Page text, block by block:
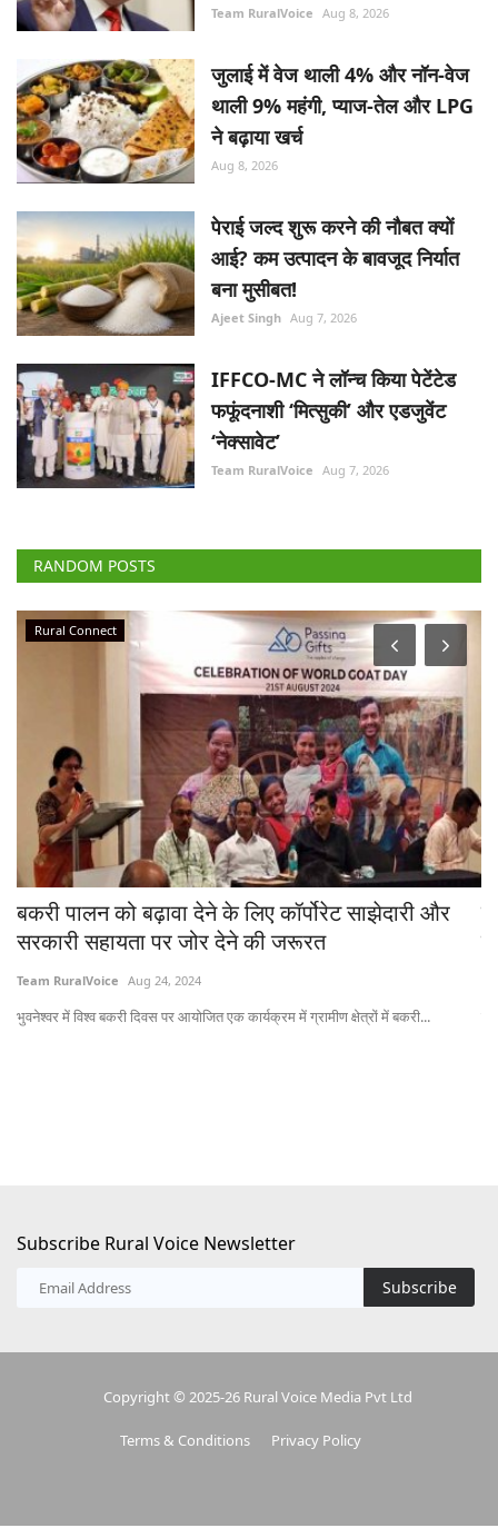
Team RuralVoice Aug 8, 2026
जुलाई में वेज थाली 4% और नॉन-वेज
थाली 9% महंगी, प्याज-तेल और LPG
ने बढ़ाया खर्च
Aug 8, 2026
पेराई जल्द शुरू करने की नौबत क्यों
आई? कम उत्पादन के बावजूद निर्यात
बना मुसीबत!
Ajeet Singh Aug 7, 2026
IFFCO-MC ने लॉन्च किया पेटेंटेड
फफूंदनाशी ‘मित्सुकी’ और एडजुवेंट
‘नेक्सावेट’
Team RuralVoice Aug 7, 2026
RANDOM POSTS
Rural Connect
बकरी पालन को बढ़ावा देने के लिए कॉर्पोरेट साझेदारी और
सरकारी सहायता पर जोर देने की जरूरत
Team RuralVoice Aug 24, 2024
भुवनेश्वर में विश्व बकरी दिवस पर आयोजित एक कार्यक्रम में ग्रामीण क्षेत्रों में बकरी...
Subscribe Rural Voice Newsletter
Subscribe
Copyright © 2025-26 Rural Voice Media Pvt Ltd
Terms & Conditions Privacy Policy